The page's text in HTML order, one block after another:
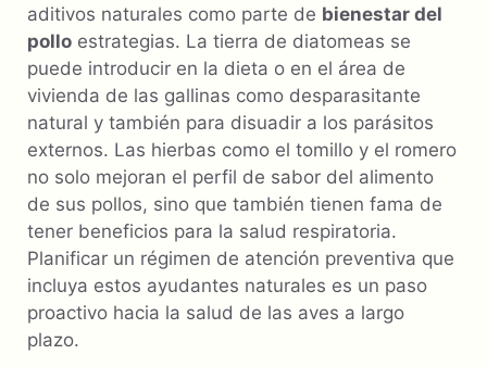
aditivos naturales como parte de bienestar del
pollo estrategias. La tierra de diatomeas se
puede introducir en la dieta o en el área de
vivienda de las gallinas como desparasitante
natural y también para disuadir a los parásitos
externos. Las hierbas como el tomillo y el romero
no solo mejoran el perfil de sabor del alimento
de sus pollos, sino que también tienen fama de
tener beneficios para la salud respiratoria.
Planificar un régimen de atención preventiva que
incluya estos ayudantes naturales es un paso
proactivo hacia la salud de las aves a largo
plazo.